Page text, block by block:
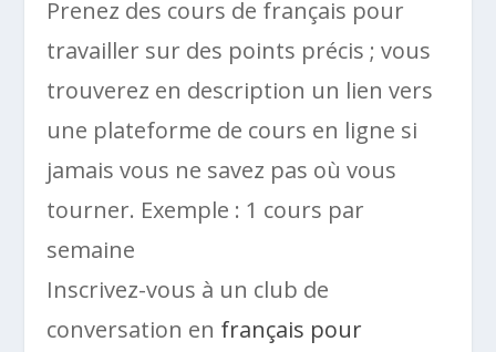
Prenez des cours de français pour
travailler sur des points précis ; vous
trouverez en description un lien vers
une plateforme de cours en ligne si
jamais vous ne savez pas où vous
tourner. Exemple : 1 cours par
semaine
Inscrivez-vous à un club de
conversation en français pour